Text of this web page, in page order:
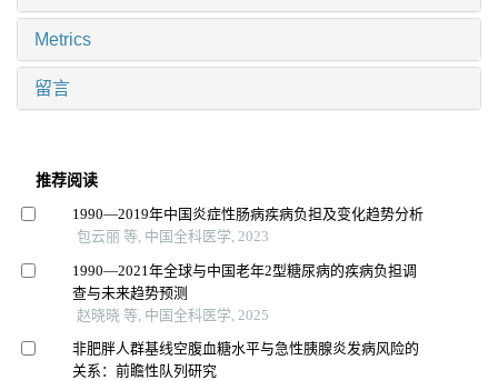
Metrics
留言
推荐阅读
1990—2019年中国炎症性肠病疾病负担及变化趋势分析
包云丽 等, 中国全科医学, 2023
1990—2021年全球与中国老年2型糖尿病的疾病负担调
查与未来趋势预测
赵晓晓 等, 中国全科医学, 2025
非肥胖人群基线空腹血糖水平与急性胰腺炎发病风险的
关系：前瞻性队列研究